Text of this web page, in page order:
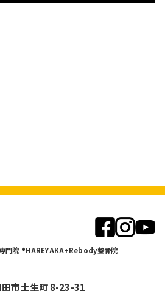
門院 ®HAREYAKA+Rebody整骨院
市土生町 8-23-31